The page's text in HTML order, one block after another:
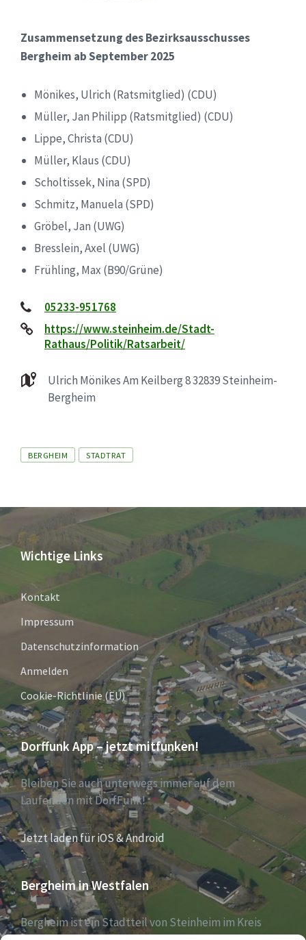
Zusammensetzung des Bezirksausschusses
Bergheim ab September 2025
Mönikes, Ulrich (Ratsmitglied) (CDU)
Müller, Jan Philipp (Ratsmitglied) (CDU)
Lippe, Christa (CDU)
Müller, Klaus (CDU)
Scholtissek, Nina (SPD)
Schmitz, Manuela (SPD)
Gröbel, Jan (UWG)
Bresslein, Axel (UWG)
Frühling, Max (B90/Grüne)
05233-951768
https://www.steinheim.de/Stadt-
Rathaus/Politik/Ratsarbeit/
Ulrich Mönikes Am Keilberg 8 32839 Steinheim-
Bergheim
Tags
BERGHEIM STADTRAT
Wichtige Links
Kontakt
Impressum
Datenschutzinformation
Anmelden
Cookie-Richtlinie (EU)
Dorffunk App – jetzt mitfunken!
Bleiben Sie auch unterwegs immer auf dem
Laufenden mit DorfFunk!
Jetzt laden für iOS & Android
Bergheim in Westfalen
Bergheim ist ein Stadtteil von Steinheim im Kreis